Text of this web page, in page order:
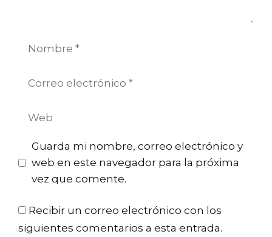
Nombre
Guarda mi nombre, correo electrónico y
web en este navegador para la próxima
vez que comente.
Recibir un correo electrónico con los
siguientes comentarios a esta entrada.